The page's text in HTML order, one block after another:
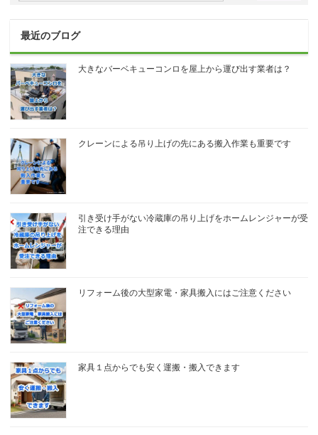
最近のブログ
大きなバーベキューコンロを屋上から運び出す業者は？
クレーンによる吊り上げの先にある搬入作業も重要です
引き受け手がない冷蔵庫の吊り上げをホームレンジャーが受
注できる理由
リフォーム後の大型家電・家具搬入にはご注意ください
家具１点からでも安く運搬・搬入できます